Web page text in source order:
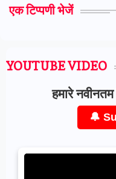
एक टिप्पणी भेजें
YOUTUBE VIDEO
हमारे
🔔